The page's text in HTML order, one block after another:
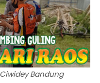
Bandung